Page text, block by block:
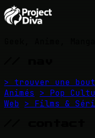
> trouver une
Animés
> Pop
Web > Films &